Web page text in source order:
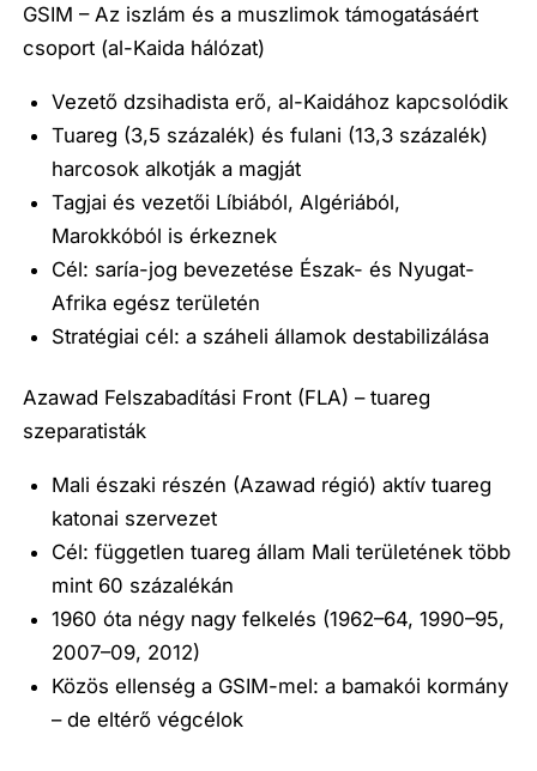
GSIM – Az iszlám és a muszlimok támogatásáért
csoport (al-Kaida hálózat)
Vezető dzsihadista erő, al-Kaidához kapcsolódik
Tuareg (3,5 százalék) és fulani (13,3 százalék)
harcosok alkotják a magját
Tagjai és vezetői Líbiából, Algériából,
Marokkóból is érkeznek
Cél: saría-jog bevezetése Észak- és Nyugat-
Afrika egész területén
Stratégiai cél: a száheli államok destabilizálása
Azawad Felszabadítási Front (FLA) – tuareg
szeparatisták
Mali északi részén (Azawad régió) aktív tuareg
katonai szervezet
Cél: független tuareg állam Mali területének több
mint 60 százalékán
1960 óta négy nagy felkelés (1962–64, 1990–95,
2007–09, 2012)
Közös ellenség a GSIM-mel: a bamakói kormány
– de eltérő végcélok